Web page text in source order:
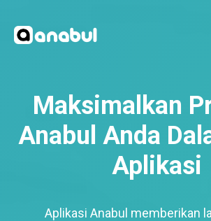
Maksimalkan
Anabul Anda
Aplikasi
Aplikasi Anabul memberikan